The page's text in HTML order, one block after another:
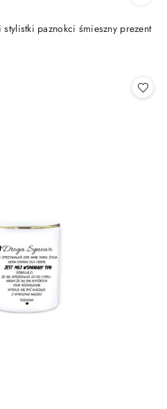
paznokci śmieszny prezent